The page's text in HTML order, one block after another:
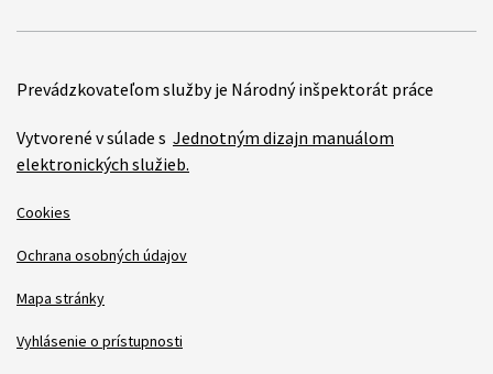
Prevádzkovateľom služby je Národný inšpektorát práce
Vytvorené v súlade s Jednotným dizajn manuálom
elektronických služieb.
Cookies
Ochrana osobných údajov
Mapa stránky
Vyhlásenie o prístupnosti